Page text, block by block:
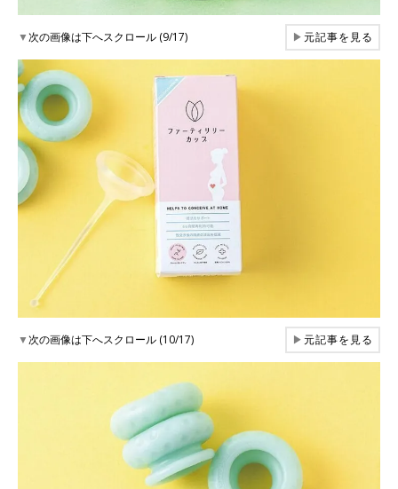
▼次の画像は下へスクロール (9/17) ▶元記事を見る
▼次の画像は下へスクロール (10/17) ▶元記事を見る